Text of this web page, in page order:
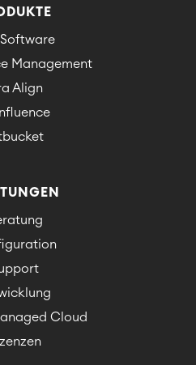
Management
Align
Cloud